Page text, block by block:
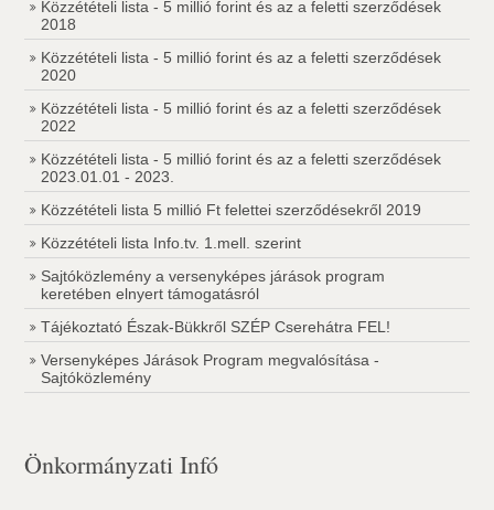
Közzétételi lista - 5 millió forint és az a feletti szerződések
2018
Közzétételi lista - 5 millió forint és az a feletti szerződések
2020
Közzétételi lista - 5 millió forint és az a feletti szerződések
2022
Közzétételi lista - 5 millió forint és az a feletti szerződések
2023.01.01 - 2023.
Közzétételi lista 5 millió Ft felettei szerződésekről 2019
Közzétételi lista Info.tv. 1.mell. szerint
Sajtóközlemény a versenyképes járások program
keretében elnyert támogatásról
Tájékoztató Észak-Bükkről SZÉP Cserehátra FEL!
Versenyképes Járások Program megvalósítása -
Sajtóközlemény
Önkormányzati Infó